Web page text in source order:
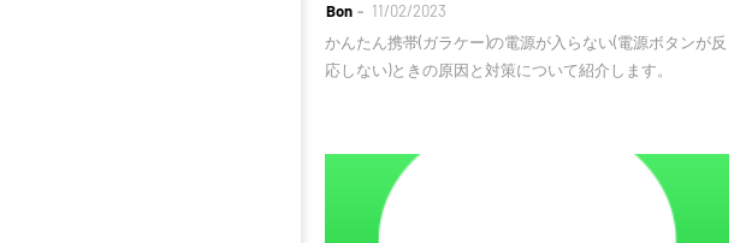
Bon
11/02/2023
かんたん携帯(ガラケー)の電源が入らない(電源ボタンが反
応しない)ときの原因と対策について紹介します。